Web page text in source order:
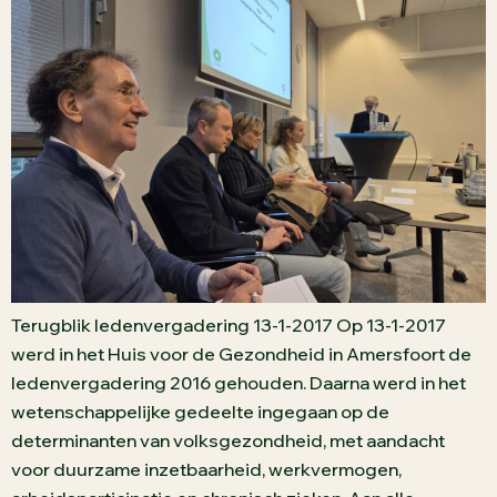
Terugblik ledenvergadering 13-1-2017 Op 13-1-2017
werd in het Huis voor de Gezondheid in Amersfoort de
ledenvergadering 2016 gehouden. Daarna werd in het
wetenschappelijke gedeelte ingegaan op de
determinanten van volksgezondheid, met aandacht
voor duurzame inzetbaarheid, werkvermogen,